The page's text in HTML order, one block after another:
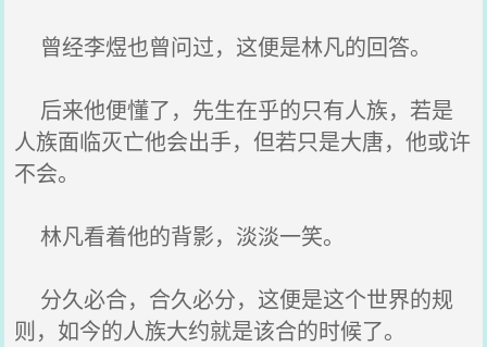
曾经李煜也曾问过，这便是林凡的回答。
后来他便懂了，先生在乎的只有人族，若是
人族面临灭亡他会出手，但若只是大唐，他或许
不会。
林凡看着他的背影，淡淡一笑。
分久必合，合久必分，这便是这个世界的规
则，如今的人族大约就是该合的时候了。